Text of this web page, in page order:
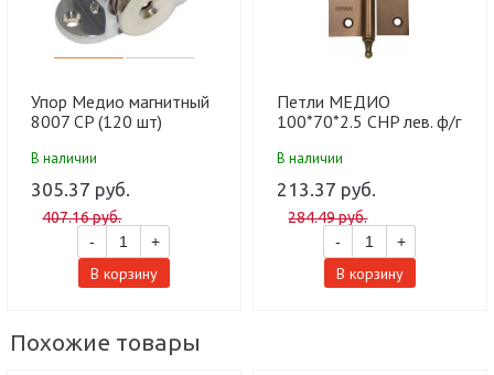
Упор Медио магнитный
8007 CP (120 шт)
В наличии
305.37 руб.
407.16 руб.
-
+
В корзину
Петли МЕДИО
100*70*2.5 CHP лев. ф/г
В наличии
213.37 руб.
284.49 руб.
-
+
В корзину
Похожие товары